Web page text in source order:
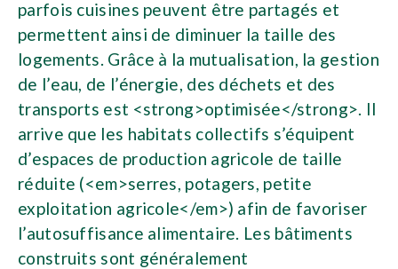
parfois cuisines peuvent être partagés et
permettent ainsi de diminuer la taille des
logements. Grâce à la mutualisation, la gestion
de l’eau, de l’énergie, des déchets et des
transports est <strong>optimisée</strong>. Il
arrive que les habitats collectifs s’équipent
d’espaces de production agricole de taille
réduite (<em>serres, potagers, petite
exploitation agricole</em>) afin de favoriser
l’autosuffisance alimentaire. Les bâtiments
construits sont généralement